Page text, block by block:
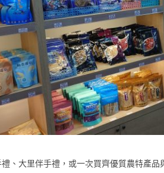
、大里伴手禮，或一次買齊優質農特產